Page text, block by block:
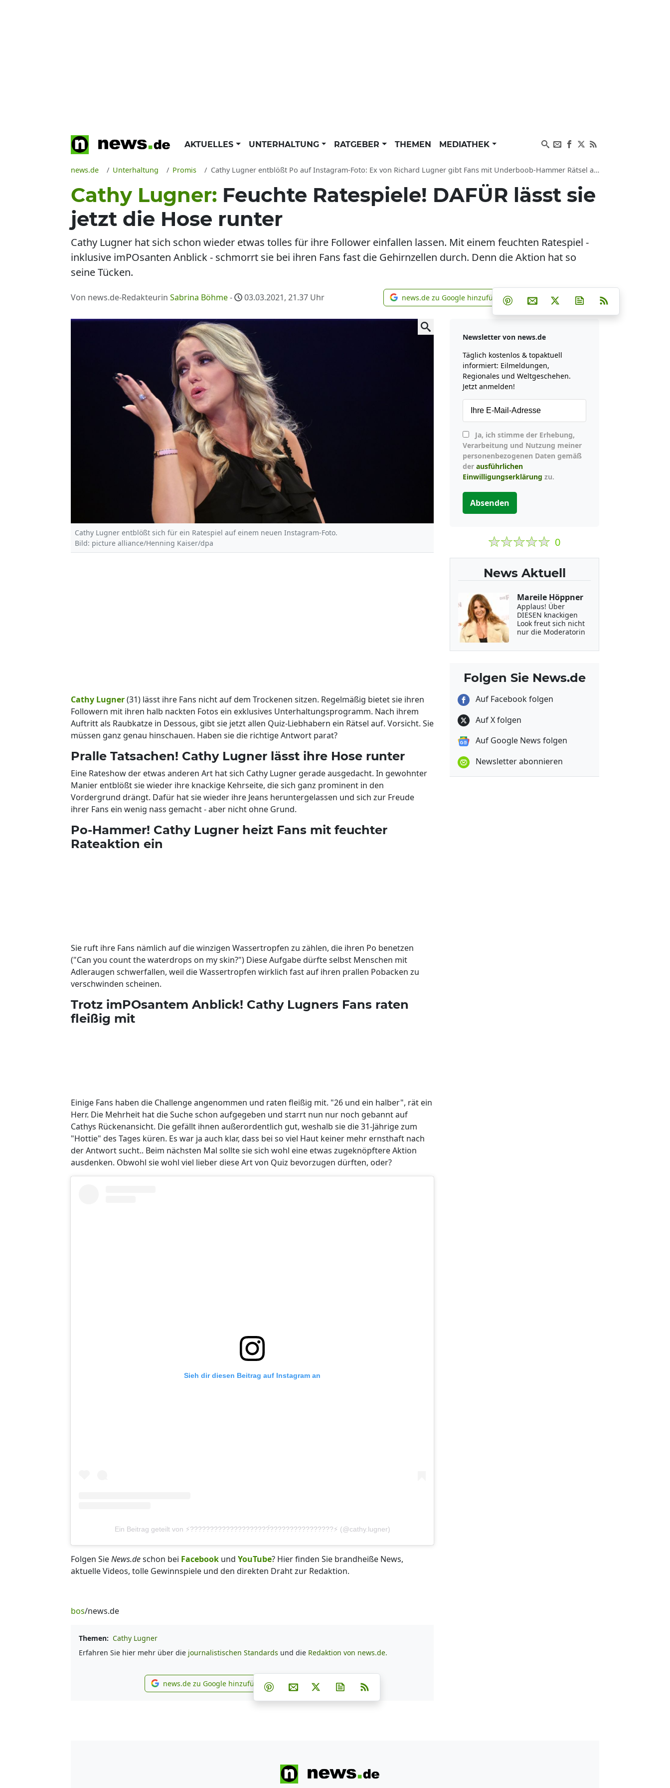
AKTUELLES UNTERHALTUNG RATGEBER THEMEN MEDIATHEK
news.de Unterhaltung Promis Cathy Lugner entblößt Po auf Instagram-Foto: Ex von Richard Lugner gibt Fans mit Underboob-Hammer Rätsel auf
Cathy Lugner: Feuchte Ratespiele! DAFÜR lässt sie
jetzt die Hose runter
Cathy Lugner hat sich schon wieder etwas tolles für ihre Follower einfallen lassen. Mit einem feuchten Ratespiel -
inklusive imPOsanten Anblick - schmorrt sie bei ihren Fans fast die Gehirnzellen durch. Denn die Aktion hat so
seine Tücken.
Von news.de-Redakteurin Sabrina Böhme- 03.03.2021, 21.37 Uhr news.de zu Google hinzufügen
news.de zu Google hinzufügen Teilen auf Facebook
Teilen auf Whatsapp
Teilen auf Telegram
Teilen auf Pinterest
Per E-Mail teilen
Post auf XNewsletter
Cathy Lugner entblößt sich für ein Ratespiel auf einem neuen Instagram-Foto.
Bild: picture alliance/Henning Kaiser/dpa
Cathy Lugner(31) lässt ihre Fans nicht auf dem Trockenen sitzen. Regelmäßig bietet sie ihren
Followern mit ihren halb nackten Fotos ein exklusives Unterhaltungsprogramm. Nach ihrem
Auftritt als Raubkatze in Dessous, gibt sie jetzt allen Quiz-Liebhabern ein Rätsel auf. Vorsicht. Sie
müssen ganz genau hinschauen. Haben sie die richtige Antwort parat?
Pralle Tatsachen! Cathy Lugner lässt ihre Hose runter
Eine Rateshow der etwas anderen Art hat sich Cathy Lugner gerade ausgedacht. In gewohnter
Manier entblößt sie wieder ihre knackige Kehrseite, die sich ganz prominent in den
Vordergrund drängt. Dafür hat sie wieder ihre Jeans heruntergelassen und sich zur Freude
ihrer Fans ein wenig nass gemacht - aber nicht ohne Grund.
Po-Hammer! Cathy Lugner heizt Fans mit feuchter
Rateaktion ein
Sie ruft ihre Fans nämlich auf die winzigen Wassertropfen zu zählen, die ihren Po benetzen
("Can you count the waterdrops on my skin?") Diese Aufgabe dürfte selbst Menschen mit
Adleraugen schwerfallen, weil die Wassertropfen wirklich fast auf ihren prallen Pobacken zu
verschwinden scheinen.
Trotz imPOsantem Anblick! Cathy Lugners Fans raten
fleißig mit
Einige Fans haben die Challenge angenommen und raten fleißig mit. "26 und ein halber", rät ein
Herr. Die Mehrheit hat die Suche schon aufgegeben und starrt nun nur noch gebannt auf
Cathys Rückenansicht. Die gefällt ihnen außerordentlich gut, weshalb sie die 31-Jährige zum
"Hottie" des Tages küren. Es war ja auch klar, dass bei so viel Haut keiner mehr ernsthaft nach
der Antwort sucht.. Beim nächsten Mal sollte sie sich wohl eine etwas zugeknöpftere Aktion
ausdenken. Obwohl sie wohl viel lieber diese Art von Quiz bevorzugen dürften, oder?
Sieh dir diesen Beitrag auf Instagram an
Ein Beitrag geteilt von ⚡️????????????????????́????????????????⚡️ (@cathy.lugner)
Folgen SieNews.deschon bei Facebook und YouTube? Hier finden Sie brandheiße News,
aktuelle Videos, tolle Gewinnspiele und den direkten Draht zur Redaktion.
bos/news.de
Themen: Cathy Lugner
Erfahren Sie hier mehr über die journalistischen Standards und die Redaktion von news.de.
news.de zu Google hinzufügen
news.de zu Google hinzufügen Teilen auf Facebook
Teilen auf Whatsapp
Teilen auf Telegram
Teilen auf Pinterest
Per E-Mail teilen
Post auf XNewsletter abonnieren
Newsletter von news.de
Täglich kostenlos & topaktuell
informiert: Eilmeldungen,
Regionales und Weltgeschehen.
Jetzt anmelden!
Verarbeitung und Nutzung meiner
personenbezogenen Daten gemäß
der ausführlichen
Einwilligungserklärung zu.
Absenden
0
News Aktuell
Mareile Höppner
Applaus! Über
DIESEN knackigen
Look freut sich nicht
nur die Moderatorin
Folgen Sie News.de
Auf Facebook folgen
Auf X folgen
Auf Google News folgen
Newsletter abonnieren